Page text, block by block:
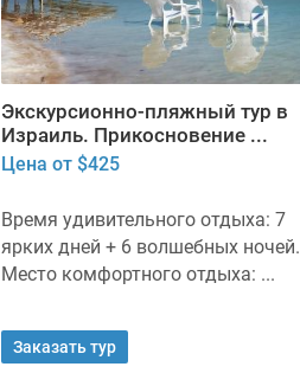
Экскурсионно-пляжный тур в
Израиль. Прикосновение ...
Цена от $425
Время удивительного отдыха: 7
ярких дней + 6 волшебных ночей.
Место комфортного отдыха: ...
Заказать тур